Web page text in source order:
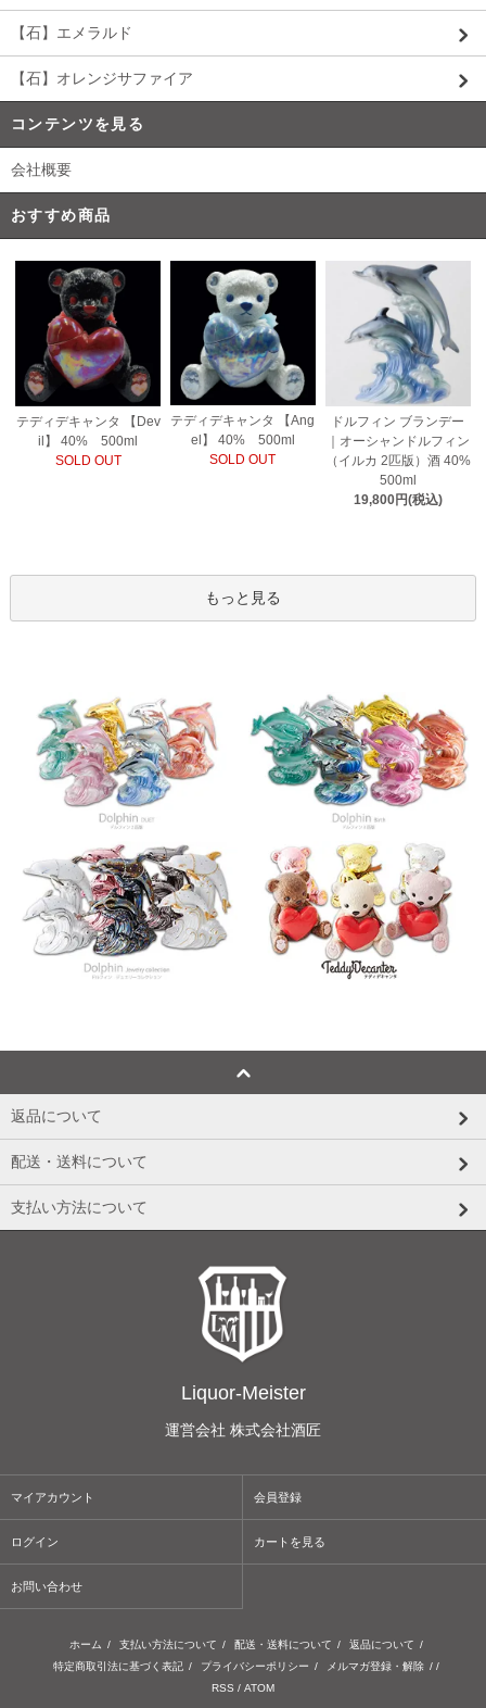
【石】エメラルド
【石】オレンジサファイア
コンテンツを見る
会社概要
おすすめ商品
テディデキャンタ 【Dev
il】 40% 500ml
SOLD OUT
テディデキャンタ 【Ang
el】 40% 500ml
SOLD OUT
ドルフィン ブランデー
｜オーシャンドルフィン
（イルカ 2匹版）酒 40%
500ml
19,800円(税込)
もっと見る
返品について
配送・送料について
支払い方法について
Liquor-Meister
運営会社 株式会社酒匠
マイアカウント 会員登録
ログイン カートを見る
お問い合わせ
ホーム / 支払い方法について / 配送・送料について / 返品について /
特定商取引法に基づく表記 / プライバシーポリシー / メルマガ登録・解除 / /
RSS / ATOM